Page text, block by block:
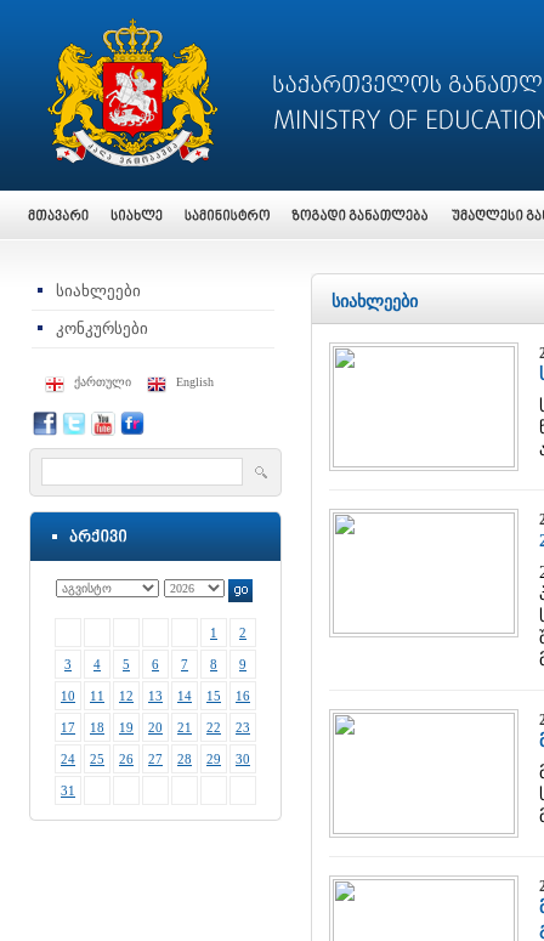
სიახლეები
კონკურსები
ქართული English
1 2
3 4 5 6 7 8 9
10 11 12 13 14 15 16
17 18 19 20 21 22 23
24 25 26 27 28 29 30
31
სიახლეები